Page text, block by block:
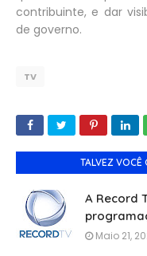
contribuinte, e dar
de governo.
TV
TALVEZ VOCÊ
A Record
Maio 21,